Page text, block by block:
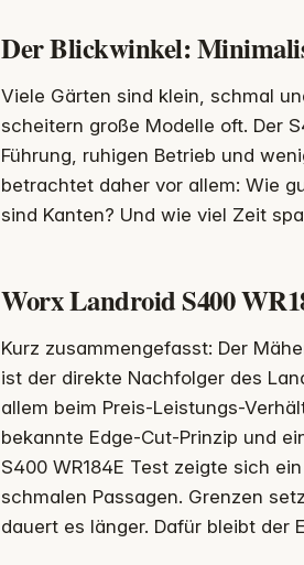
Der Blickwinkel:
Viele Gärten sind klein, schmal
scheitern große Modelle oft. Der
Führung, ruhigen Betrieb und
betrachtet daher vor allem: Wie
sind Kanten? Und wie viel Zeit
Worx Landroid S400
Kurz zusammengefasst: Der
ist der direkte Nachfolger des
allem beim Preis-Leistungs-
bekannte Edge-Cut-Prinzip und
S400 WR184E Test zeigte sich
schmalen Passagen. Grenzen
dauert es länger. Dafür bleibt der